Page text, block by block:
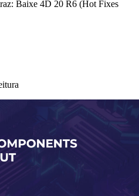
Baixe 4D 20 R6 (Hot Fixes